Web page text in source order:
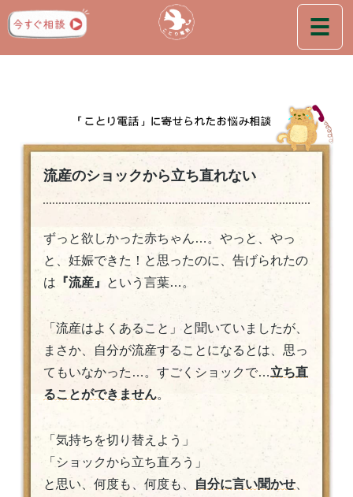
流産のショックから立ち直れない
ずっと欲しかった赤ちゃん…。やっと、やっ
と、妊娠できた！と思ったのに、告げられたの
は 『流産』 という言葉…。
「流産はよくあること」と聞いていましたが、
まさか、自分が流産することになるとは、思っ
てもいなかった…。すごくショックで…立ち直
ることができません。
「気持ちを切り替えよう」
「ショックから立ち直ろう」
と思い、何度も、何度も、
自分に言い聞かせ